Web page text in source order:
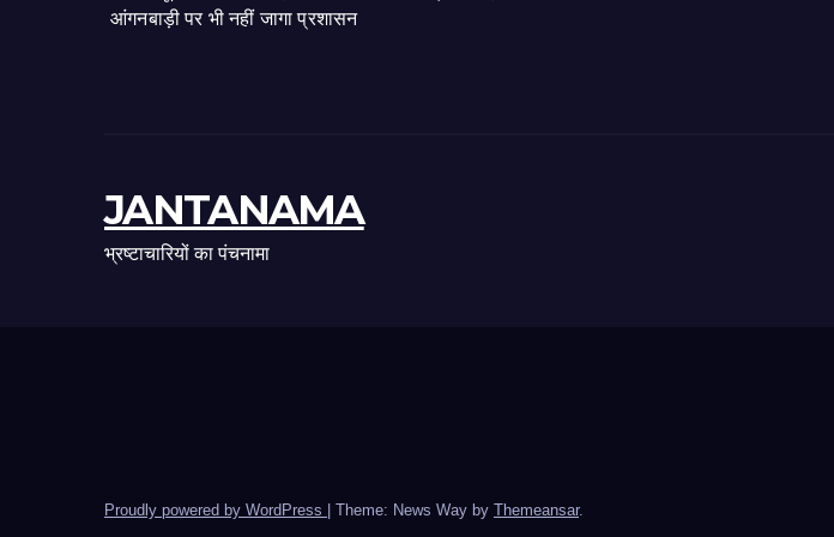
आंगनबाड़ी पर भी नहीं जागा प्रशासन
JANTANAMA
भ्रष्टाचारियों का पंचनामा
Proudly powered by WordPress Theme: News Way by Themeansar.